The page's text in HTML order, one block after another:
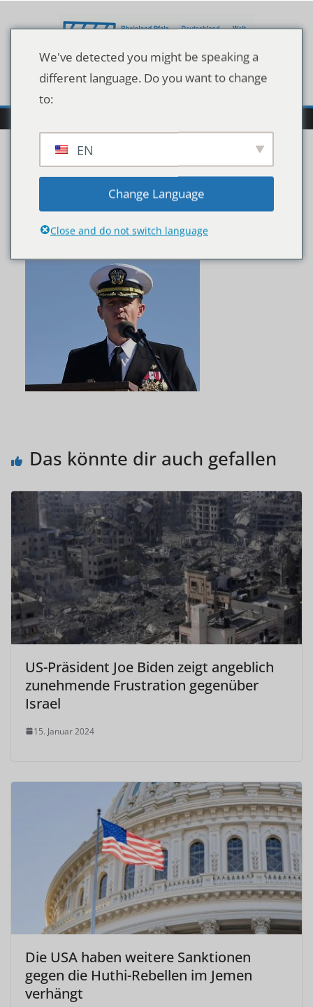
Inhalt
d92cbf038b6b65017ee9
641aca19bf06
Das könnte dir auch gefallen
US-Präsident Joe Biden zeigt angeblich
zunehmende Frustration gegenüber
Israel
15. Januar 2024
Die USA haben weitere Sanktionen
gegen die Huthi-Rebellen im Jemen
verhängt
We've detected you might be speaking a
different language. Do you want to change
to:
EN
Change Language
Close and do not switch language